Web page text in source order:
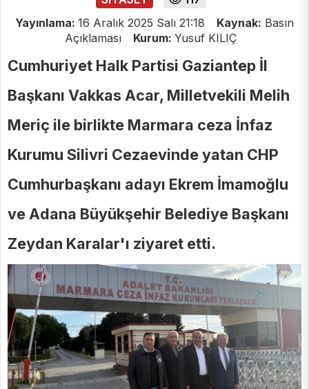
Yayınlama: 16 Aralık 2025 Salı 21:18 Kaynak: Basın
Açıklaması
Kurum: Yusuf KILIÇ
Cumhuriyet Halk Partisi Gaziantep İl
Başkanı Vakkas Acar, Milletvekili Melih
Meriç ile birlikte Marmara ceza İnfaz
Kurumu Silivri Cezaevinde yatan CHP
Cumhurbaşkanı adayı Ekrem İmamoğlu
ve Adana Büyükşehir Belediye Başkanı
Zeydan Karalar'ı ziyaret etti.